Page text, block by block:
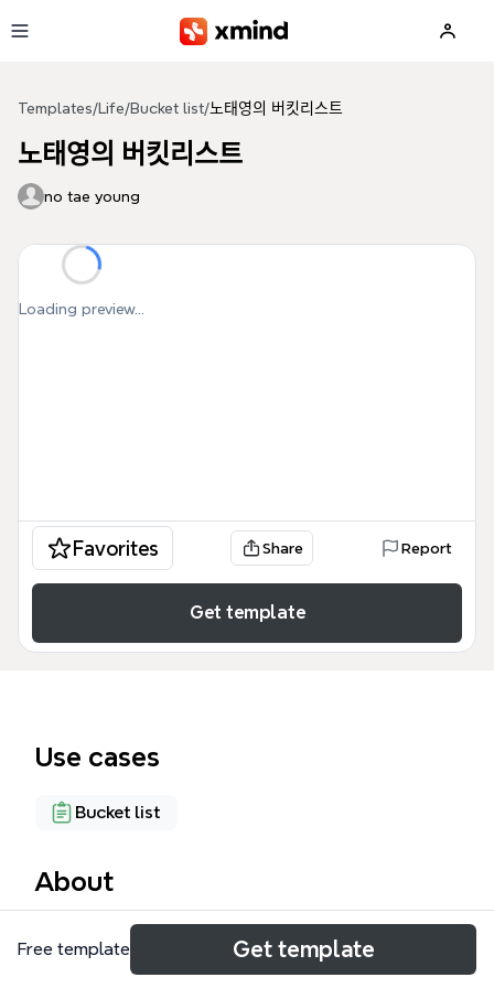
Templates/ Life/Bucket list/노태영의 버킷리스트
노태영의 버킷리스트
no tae young
Loading preview...
Favorites Share Report
Get template
Use cases
Bucket list
About
노태영의 버킷리스트 마인드맵 템플릿은 개인의 직업
적 성취와 삶의 질을 높이기 위한 구체적인 목표들을
Free template Get template